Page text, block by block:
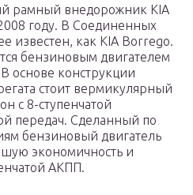
рамный внедорожник KIA
году. В Соединенных
известен, как KIA Borrego.
бензиновым двигателем
основе конструкции
стоит вермикулярный
с 8-ступенчатой
передач. Сделанный по
бензиновый двигатель
экономичность и
АКПП.